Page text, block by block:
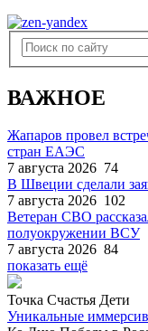
ВАЖНОЕ
Жапаров провел
стран ЕАЭС
7 августа 2026 74
В Швеции сделали
7 августа 2026 102
Ветеран СВО
полуокружении ВСУ
7 августа 2026 84
показать ещё
Точка Счастья Дети
Уникальные